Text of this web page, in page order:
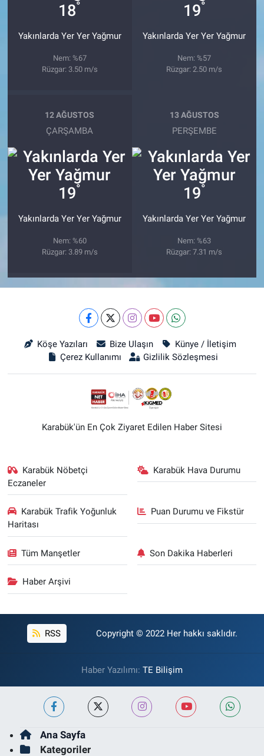
18°
Yakınlarda Yer Yer Yağmur
Nem: %67
Rüzgar: 3.50 m/s
19°
Yakınlarda Yer Yer Yağmur
Nem: %57
Rüzgar: 2.50 m/s
12 AĞUSTOS
ÇARŞAMBA
19°
Yakınlarda Yer Yer Yağmur
Nem: %60
Rüzgar: 3.89 m/s
13 AĞUSTOS
PERŞEMBE
19°
Yakınlarda Yer Yer Yağmur
Nem: %63
Rüzgar: 7.31 m/s
Köşe Yazıları Bize Ulaşın
Künye / İletişim
Çerez Kullanımı
Gizlilik Sözleşmesi
Karabük'ün En Çok Ziyaret Edilen Haber Sitesi
Karabük Nöbetçi
Eczaneler
Karabük Hava Durumu
Karabük Trafik Yoğunluk
Haritası
Puan Durumu ve Fikstür
Tüm Manşetler Son Dakika Haberleri
Haber Arşivi
RSS Copyright © 2022 Her hakkı saklıdır.
Haber Yazılımı: TE Bilişim
Ana Sayfa
Kategoriler